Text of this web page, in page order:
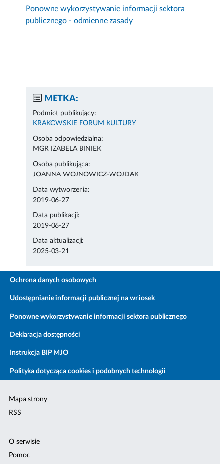
Ponowne wykorzystywanie informacji sektora
publicznego - odmienne zasady
METKA:
Podmiot publikujący:
KRAKOWSKIE FORUM KULTURY
Osoba odpowiedzialna:
MGR IZABELA BINIEK
Osoba publikująca:
JOANNA WOJNOWICZ-WOJDAK
Data wytworzenia:
2019-06-27
Data publikacji:
2019-06-27
Data aktualizacji:
2025-03-21
Ochrona danych osobowych
Udostępnianie informacji publicznej na wniosek
Ponowne wykorzystywanie informacji sektora publicznego
Deklaracja dostępności
Instrukcja BIP MJO
Polityka dotycząca cookies i podobnych technologii
Mapa strony
RSS
O serwisie
Pomoc